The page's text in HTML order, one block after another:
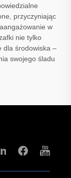
przyczyniając
w
nie tylko
dla środowiska –
swojego śladu